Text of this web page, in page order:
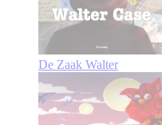
De Zaak Walter